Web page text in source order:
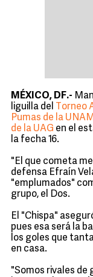
MÉXICO, DF.-
liguilla del
Torneo
Pumas de la
de la UAG en el
la fecha 16.
"El que cometa
defensa Efraín
"emplumados"
grupo, el Dos.
El "Chispa"
pues esa será la
los goles que
en casa.
"Somos rivales de